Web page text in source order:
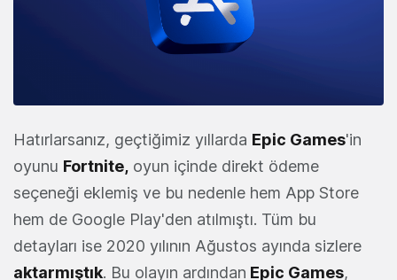
Hatırlarsanız, geçtiğimiz yıllarda Epic Games'in
oyunu Fortnite, oyun içinde direkt ödeme
seçeneği eklemiş ve bu nedenle hem App Store
hem de Google Play'den atılmıştı. Tüm bu
detayları ise 2020 yılının Ağustos ayında sizlere
aktarmıştık. Bu olayın ardından Epic Games,